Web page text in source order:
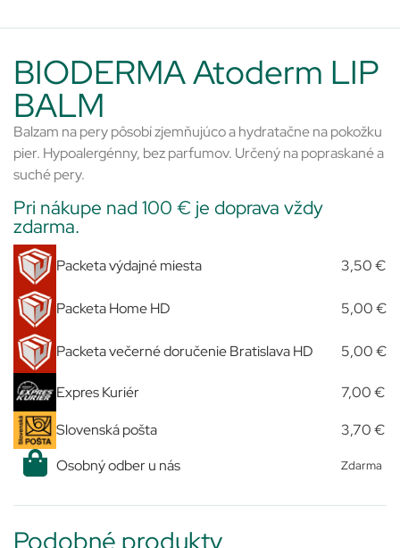
BIODERMA Atoderm LIP
BALM
Balzam na pery pôsobí zjemňujúco a hydratačne na pokožku
pier. Hypoalergénny, bez parfumov. Určený na popraskané a
suché pery.
Pri nákupe nad 100 € je doprava vždy
zdarma.
Packeta výdajné miesta 3,50 €
Packeta Home HD 5,00 €
Packeta večerné doručenie Bratislava HD 5,00 €
Expres Kuriér 7,00 €
Slovenská pošta
3,70 €
Osobný odber u nás
Zdarma
Podobné produkty